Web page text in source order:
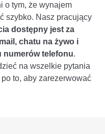
o tym, że wynajem
szybko. Nasz pracujący
dostępny jest za
chatu na żywo i
numerów telefonu.
na wszelkie pytania
to, aby zarezerwować